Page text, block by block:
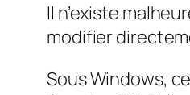
Il n’existe
modifier
Sous Windows,